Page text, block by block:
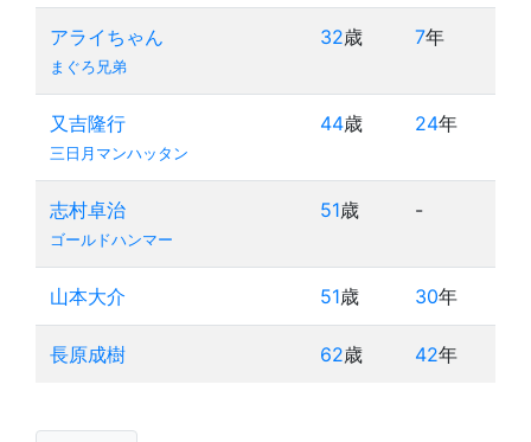
アライちゃん
まぐろ兄弟
32歳 7年
又吉隆行
三日月マンハッタン
44歳 24年
志村卓治
ゴールドハンマー
51歳 -
山本大介 51歳 30年
長原成樹 62歳 42年